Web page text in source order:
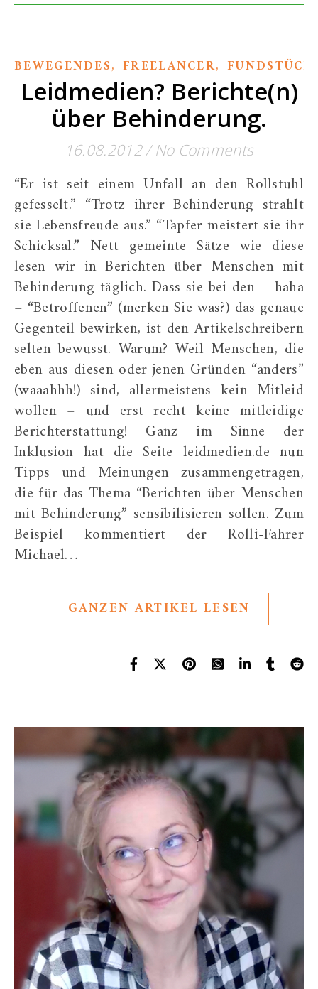
BEWEGENDES, FREELANCER,
Leidmedien? Berichte(n)
über Behinderung.
16.08.2012/ No Comments
“Er ist seit einem Unfall an den Rollstuhl
gefesselt.” “Trotz ihrer Behinderung strahlt
sie Lebensfreude aus.” “Tapfer meistert sie ihr
Schicksal.” Nett gemeinte Sätze wie diese
lesen wir in Berichten über Menschen mit
Behinderung täglich. Dass sie bei den – haha
– “Betroffenen” (merken Sie was?) das genaue
Gegenteil bewirken, ist den Artikelschreibern
selten bewusst. Warum? Weil Menschen, die
eben aus diesen oder jenen Gründen “anders”
(waaahhh!) sind, allermeistens kein Mitleid
wollen – und erst recht keine mitleidige
Berichterstattung! Ganz im Sinne der
Inklusion hat die Seite leidmedien.de nun
Tipps und Meinungen zusammengetragen,
die für das Thema “Berichten über Menschen
mit Behinderung” sensibilisieren sollen. Zum
Beispiel kommentiert der Rolli-Fahrer
Michael…
GANZEN ARTIKEL LESEN